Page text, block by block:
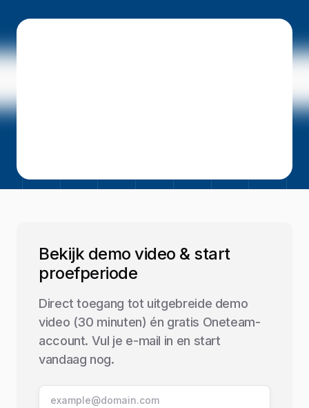
Bekijk demo video & start
proefperiode
Direct toegang tot uitgebreide demo
video (30 minuten) én gratis Oneteam-
account. Vul je e-mail in en start
vandaag nog.